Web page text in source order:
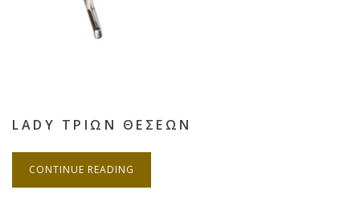
LADY ΤΡΙΩΝ ΘΕΣΕΩΝ
CONTINUE READING